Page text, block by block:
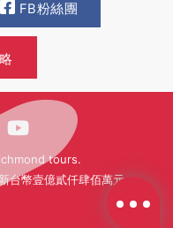
FB粉絲團
tours.
台幣壹億貳仟肆佰萬元